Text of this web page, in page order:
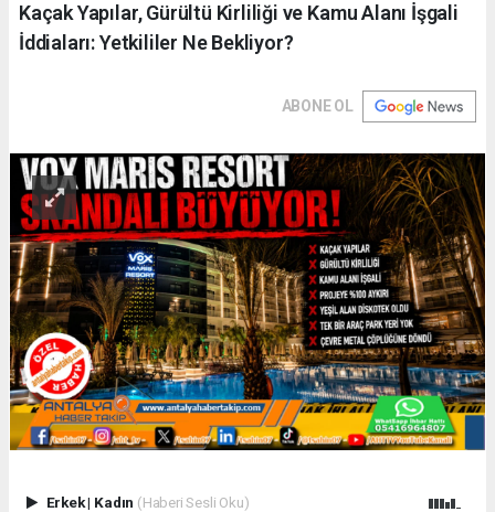
Kaçak Yapılar, Gürültü Kirliliği ve Kamu Alanı İşgali
İddiaları: Yetkililer Ne Bekliyor?
ABONE OL
Erkek| Kadın (Haberi Sesli Oku)